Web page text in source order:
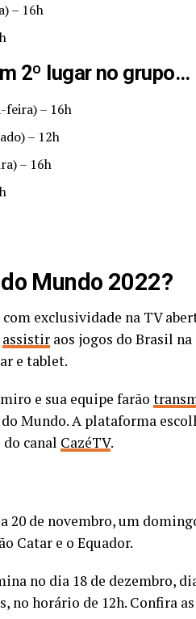
– 16h
2º lugar no grupo…
feira) – 16h
– 12h
– 16h
Mundo 2022?
exclusividade na TV
assistir aos jogos do Brasil
e tablet.
e sua equipe farão
Mundo. A plataforma
canal CazéTV.
20 de novembro, um
Catar e o Equador.
no dia 18 de dezembro,
no horário de 12h. Confira